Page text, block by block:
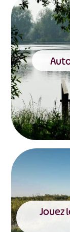
Jouez